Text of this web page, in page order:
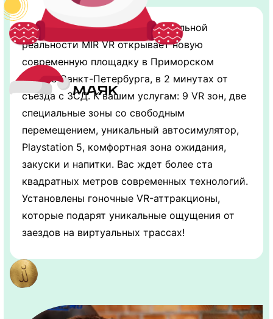
Крупнейшая сеть клубов виртуальной
реальности MIR VR открывает новую
современную площадку в Приморском
районе Санкт-Петербурга, в 2 минутах от
съезда с ЗСД. К вашим услугам: 9 VR зон, две
специальные зоны со свободным
перемещением, уникальный автосимулятор,
Playstation 5, комфортная зона ожидания,
закуски и напитки. Вас ждет более ста
квадратных метров современных технологий.
Установлены гоночные VR-аттракционы,
которые подарят уникальные ощущения от
заездов на виртуальных трассах!